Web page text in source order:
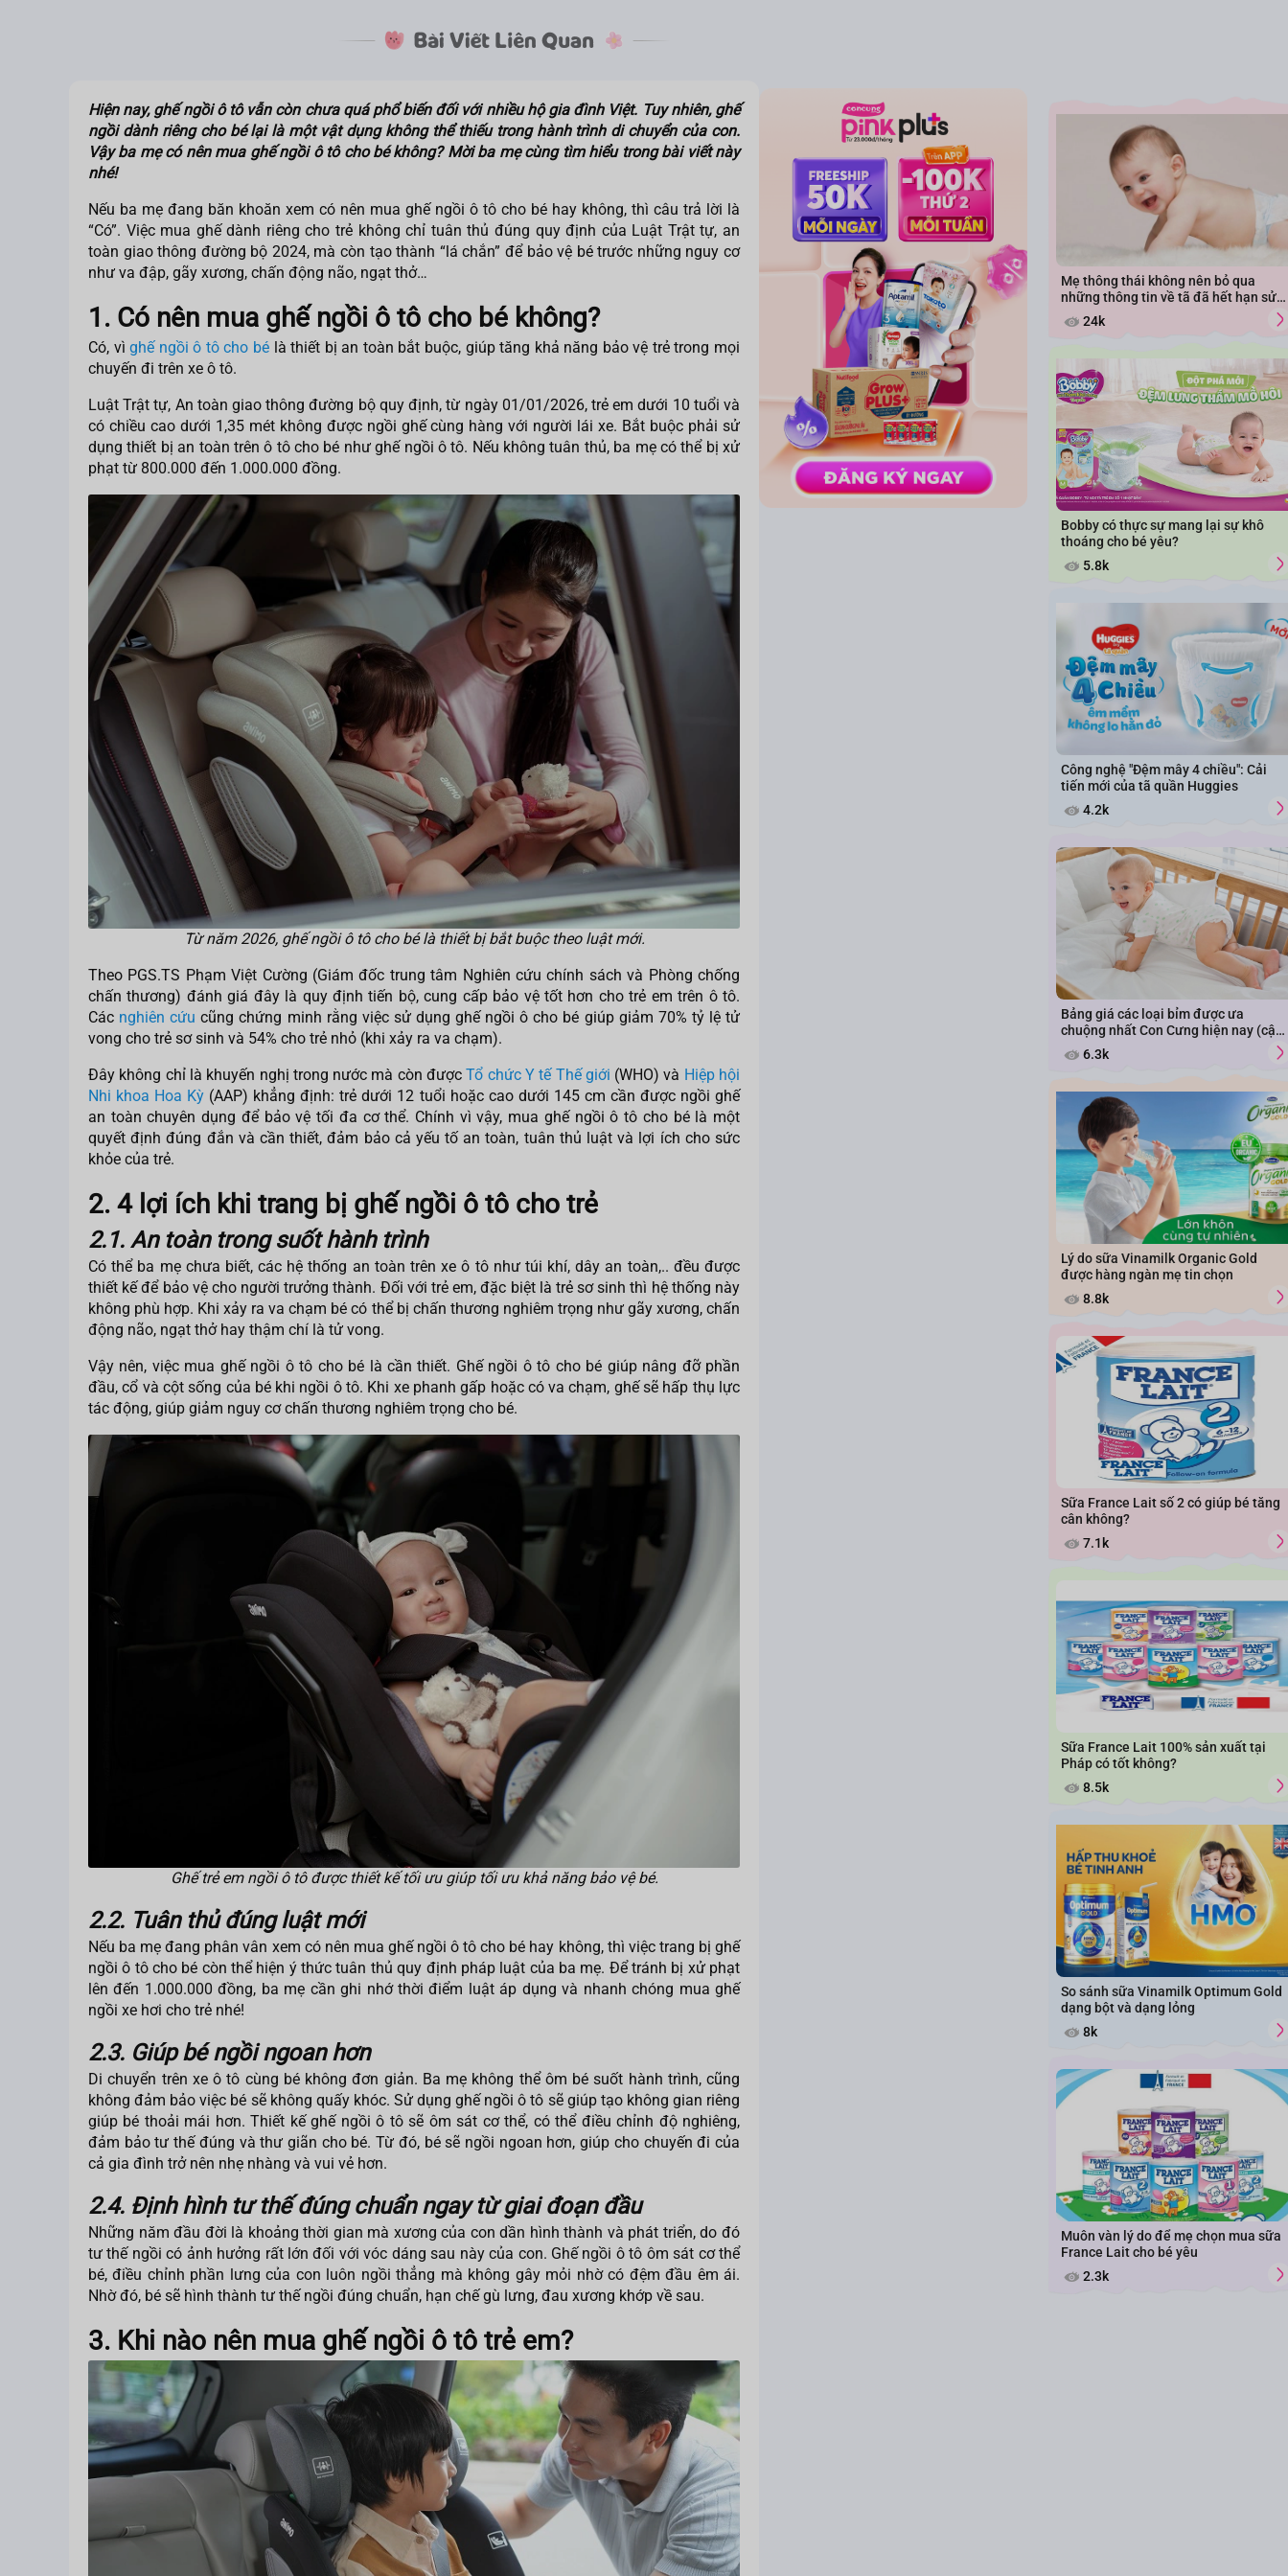
Hiện nay, ghế ngồi ô tô vẫn còn chưa quá phổ biến đối với nhiều hộ gia đình Việt. Tuy nhiên, ghế
ngồi dành riêng cho bé lại là một vật dụng không thể thiếu trong hành trình di chuyển của con.
Vậy ba mẹcó nên mua ghế ngồi ô tô cho békhông? Mời ba mẹ cùng tìm hiểu trong bài viết này
nhé!
Nếu ba mẹ đang băn khoăn xem có nên mua ghế ngồi ô tô cho bé hay không, thì câu trả lời là
“Có”. Việc mua ghế dành riêng cho trẻ không chỉ tuân thủ đúng quy định của Luật Trật tự, an
toàn giao thông đường bộ 2024, mà còn tạo thành “lá chắn” để bảo vệ bé trước những nguy cơ
như va đập, gãy xương, chấn động não, ngạt thở…
1. Có nên mua ghế ngồi ô tô cho bé không?
Có, vìghế ngồi ô tô cho bé là thiết bị an toàn bắt buộc, giúp tăng khả năng bảo vệ trẻ trong mọi
chuyến đi trên xe ô tô.
Luật Trật tự, An toàn giao thông đường bộ quy định, từ ngày 01/01/2026, trẻ em dưới 10 tuổi và
có chiều cao dưới 1,35 mét không được ngồi ghế cùng hàng với người lái xe. Bắt buộc phải sử
dụng thiết bị an toàn trên ô tô cho bé như ghế ngồi ô tô. Nếu không tuân thủ, ba mẹ có thể bị xử
phạt từ 800.000 đến 1.000.000 đồng.
Từ năm 2026, ghế ngồi ô tô cho bé là thiết bị bắt buộc theo luật mới.
Theo PGS.TS Phạm Việt Cường (Giám đốc trung tâm Nghiên cứu chính sách và Phòng chống
chấn thương) đánh giá đây là quy định tiến bộ, cung cấp bảo vệ tốt hơn cho trẻ em trên ô tô.
Các nghiên cứu cũng chứng minh rằng việc sử dụng ghế ngồi ô cho bé giúp giảm 70% tỷ lệ tử
vong cho trẻ sơ sinh và 54% cho trẻ nhỏ (khi xảy ra va chạm).
Đây không chỉ là khuyến nghị trong nước mà còn đượcTổ chức Y tế Thế giới (WHO) và Hiệp hội
Nhi khoa Hoa Kỳ (AAP) khẳng định: trẻ dưới 12 tuổi hoặc cao dưới 145 cm cần được ngồi ghế
an toàn chuyên dụng để bảo vệ tối đa cơ thể. Chính vì vậy, mua ghế ngồi ô tô cho bé là một
quyết định đúng đắn và cần thiết, đảm bảo cả yếu tố an toàn, tuân thủ luật và lợi ích cho sức
khỏe của trẻ.
2. 4 lợi ích khi trang bị ghế ngồi ô tô cho trẻ
2.1. An toàn trong suốt hành trình
Có thể ba mẹ chưa biết, các hệ thống an toàn trên xe ô tô như túi khí, dây an toàn,.. đều được
thiết kế để bảo vệ cho người trưởng thành. Đối với trẻ em, đặc biệt là trẻ sơ sinh thì hệ thống này
không phù hợp. Khi xảy ra va chạm bé có thể bị chấn thương nghiêm trọng như gãy xương, chấn
động não, ngạt thở hay thậm chí là tử vong.
Vậy nên, việc mua ghế ngồi ô tô cho bé là cần thiết. Ghế ngồi ô tô cho bé giúp nâng đỡ phần
đầu, cổ và cột sống của bé khi ngồi ô tô. Khi xe phanh gấp hoặc có va chạm, ghế sẽ hấp thụ lực
tác động, giúp giảm nguy cơ chấn thương nghiêm trọng cho bé.
Ghế trẻ em ngồi ô tô được thiết kế tối ưu giúp tối ưu khả năng bảo vệ bé.
2.2. Tuân thủ đúng luật mới
Nếu ba mẹ đang phân vân xem có nên mua ghế ngồi ô tô cho bé hay không, thì việc trang bị ghế
ngồi ô tô cho bé còn thể hiện ý thức tuân thủ quy định pháp luật của ba mẹ. Để tránh bị xử phạt
lên đến 1.000.000 đồng, ba mẹ cần ghi nhớ thời điểm luật áp dụng và nhanh chóng mua ghế
ngồi xe hơi cho trẻ nhé!
2.3. Giúp bé ngồi ngoan hơn
Di chuyển trên xe ô tô cùng bé không đơn giản. Ba mẹ không thể ôm bé suốt hành trình, cũng
không đảm bảo việc bé sẽ không quấy khóc. Sử dụng ghế ngồi ô tô sẽ giúp tạo không gian riêng
giúp bé thoải mái hơn. Thiết kế ghế ngồi ô tô sẽ ôm sát cơ thể, có thể điều chỉnh độ nghiêng,
đảm bảo tư thế đúng và thư giãn cho bé. Từ đó, bé sẽ ngồi ngoan hơn, giúp cho chuyến đi của
cả gia đình trở nên nhẹ nhàng và vui vẻ hơn.
2.4. Định hình tư thế đúng chuẩn ngay từ giai đoạn đầu
Những năm đầu đời là khoảng thời gian mà xương của con dần hình thành và phát triển, do đó
tư thế ngồi có ảnh hưởng rất lớn đối với vóc dáng sau này của con. Ghế ngồi ô tô ôm sát cơ thể
bé, điều chỉnh phần lưng của con luôn ngồi thẳng mà không gây mỏi nhờ có đệm đầu êm ái.
Nhờ đó, bé sẽ hình thành tư thế ngồi đúng chuẩn, hạn chế gù lưng, đau xương khớp về sau.
3. Khi nào nên mua ghế ngồi ô tô trẻ em?
Mẹ thông thái không nên bỏ qua
những thông tin về tã đã hết hạn sử
dụng24k
Bobby có thực sự mang lại sự khô
thoáng cho bé yêu?
5.8k
Công nghệ "Đệm mây 4 chiều": Cải
tiến mới của tã quần Huggies
4.2k
Bảng giá các loại bỉm được ưa
chuộng nhất Con Cưng hiện nay (cập
nhật năm 2026)
6.3k
Lý do sữa Vinamilk Organic Gold
được hàng ngàn mẹ tin chọn
8.8k
Sữa France Lait số 2 có giúp bé tăng
cân không?
7.1k
Sữa France Lait 100% sản xuất tại
Pháp có tốt không?
8.5k
So sánh sữa Vinamilk Optimum Gold
dạng bột và dạng lỏng
8k
Muôn vàn lý do để mẹ chọn mua sữa
France Lait cho bé yêu
2.3k